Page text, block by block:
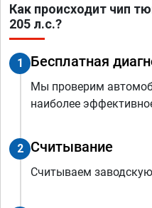
Как происходит чип
205 л.с.?
1 Бесплатная
Мы проверим
наиболее
2 Считывание
Считываем